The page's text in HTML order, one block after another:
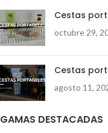
Cestas
octubre 29,
Cestas
agosto 11,
GAMAS DESTACADAS